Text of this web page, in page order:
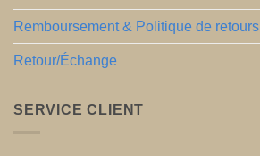
Remboursement & Politique de retours
Retour/Échange
SERVICE CLIENT